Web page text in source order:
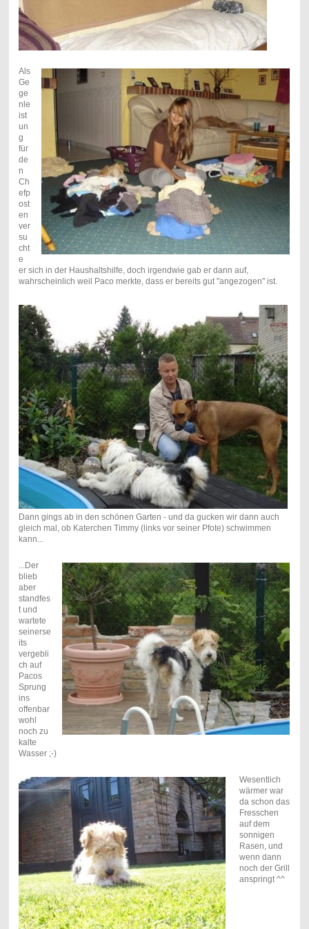
Als
Ge
ge
nle
ist
un
g
für
de
n
Ch
efp
ost
en
ver
su
cht
e
er sich in der Haushaltshilfe, doch irgendwie gab er dann auf,
wahrscheinlich weil Paco merkte, dass er bereits gut "angezogen" ist.
Dann gings ab in den schönen Garten - und da gucken wir dann auch
gleich mal, ob Katerchen Timmy (links vor seiner Pfote) schwimmen
kann...
...Der
blieb
aber
standfes
t und
wartete
seinerse
its
vergebli
ch auf
Pacos
Sprung
ins
offenbar
wohl
noch zu
kalte
Wasser ;-)
Wesentlich
wärmer war
da schon das
Fresschen
auf dem
sonnigen
Rasen, und
wenn dann
noch der Grill
anspringt ^^